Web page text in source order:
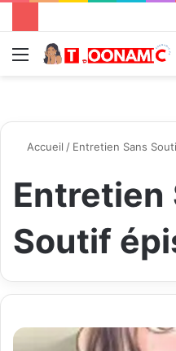
Menu
Accueil / Entretien Sans
Entretien
Soutif